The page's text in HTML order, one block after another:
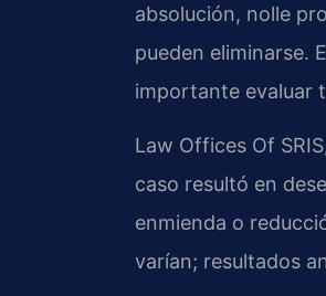
absolución, nolle
pueden eliminarse.
importante evaluar
Law Offices Of
caso resultó en
enmienda o
varían; resultados